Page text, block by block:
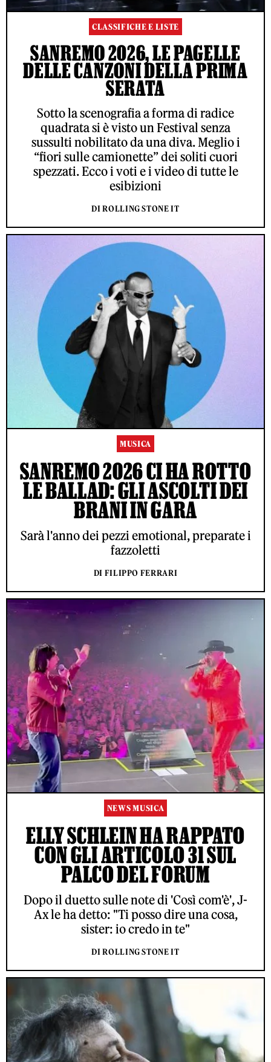
CLASSIFICHE E LISTE
SANREMO 2026, LE PAGELLE
DELLE CANZONI DELLA PRIMA
SERATA
Sotto la scenografia a forma di radice
quadrata si è visto un Festival senza
sussulti nobilitato da una diva. Meglio i
“fiori sulle camionette” dei soliti cuori
spezzati. Ecco i voti e i video di tutte le
esibizioni
DI ROLLING STONE IT
MUSICA
SANREMO 2026 CI HA ROTTO
LE BALLAD: GLI ASCOLTI DEI
BRANI IN GARA
Sarà l'anno dei pezzi emotional, preparate i
fazzoletti
DI FILIPPO FERRARI
NEWS MUSICA
ELLY SCHLEIN HA RAPPATO
CON GLI ARTICOLO 31 SUL
PALCO DEL FORUM
Dopo il duetto sulle note di 'Così com'è', J-
Ax le ha detto: "Ti posso dire una cosa,
sister: io credo in te"
DI ROLLING STONE IT